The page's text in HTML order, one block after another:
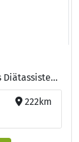
Qualifikationen: Fachschulabschluss als Diätassistent, Facharzt für Innere Medizin , staatl. gepr. Physiotherapeuten, Examinierte Pflegekräfte, Facharzt f. Orthopädie mit der Schwerpunktbezeichnung Rheumatologie, Facharzt für Anästhesiologie mit der Zusatbezeichnung spezielle Schmerztherapie, Facharzt für Neurologie und Psychiatrie, Facharzt für innere Medizin mit der Zusatzbezeichnung Naturheilverfahren
222km